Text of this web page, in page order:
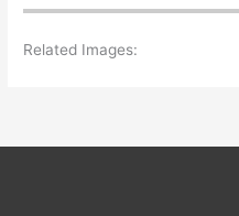
Related Images: